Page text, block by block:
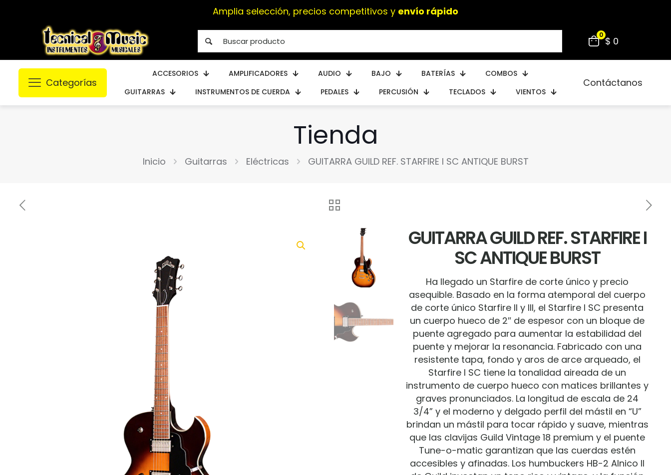
Amplia selección, precios competitivos y envío rápido
0 $ 0
Categorías
ACCESORIOS AMPLIFICADORES AUDIO BAJO BATERÍAS
COMBOS
GUITARRAS
INSTRUMENTOS DE CUERDA PEDALES PERCUSIÓN TECLADOS VIENTOS
Contáctanos
Tienda
Inicio Guitarras Eléctricas GUITARRA GUILD REF. STARFIRE I SC ANTIQUE BURST
GUITARRA GUILD REF. STARFIRE I
SC ANTIQUE BURST
Ha llegado un Starfire de corte único y precio
asequible. Basado en la forma atemporal del cuerpo
de corte único Starfire II y III, el Starfire I SC presenta
un cuerpo hueco de 2″ de espesor con un bloque de
puente agregado para aumentar la estabilidad del
puente y mejorar la resonancia. Fabricado con una
resistente tapa, fondo y aros de arce arqueado, el
Starfire I SC tiene la tonalidad aireada de un
instrumento de cuerpo hueco con matices brillantes y
graves pronunciados. La longitud de escala de 24
3/4” y el moderno y delgado perfil del mástil en “U”
brindan un mástil para tocar rápido y suave, mientras
que las clavijas Guild Vintage 18 premium y el puente
Tune-o-matic garantizan que las cuerdas estén
accesibles y afinadas. Los humbuckers HB-2 Alnico II